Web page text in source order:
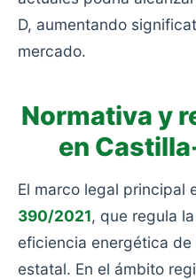
D, aumentando
mercado.
Normativa y
en
El marco legal principal
390/2021, que regula
eficiencia energética
estatal. En el ámbito